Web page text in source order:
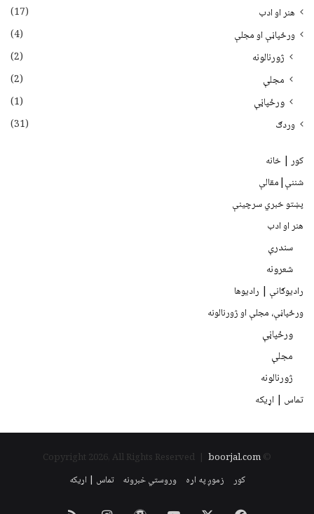
هنر او ادب
(17)
ورځپاڼې او مجلې
(4)
ژورنالونه
(2)
مجلې
(2)
ورځپاڼې
(1)
وردګ
(31)
کور | خانه
شننې|مقالې
پښتو خبري سرچينې
هنر او ادب
سندرې
شعرونه
رادیوګانې | رادیوها
ورځپاڼې، مجلې او ژورنالونه
ورځپاڼې
مجلې
ژورنالونه
تماس | اړیکه
© Copyright 2026, All Rights Reserved |
boorjal.com
کور
زموږ په اړه وروستي خبرونه تماس | اړیکه